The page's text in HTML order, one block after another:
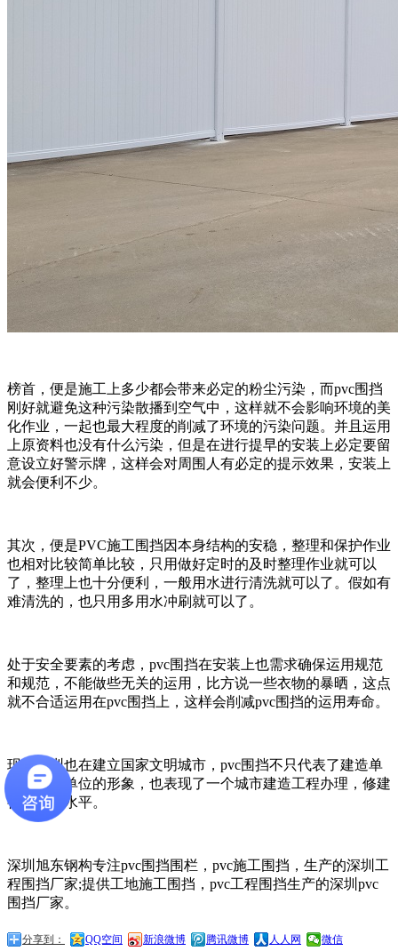
榜首，便是施工上多少都会带来必定的粉尘污染，而pvc围挡
刚好就避免这种污染散播到空气中，这样就不会影响环境的美
化作业，一起也最大程度的削减了环境的污染问题。并且运用
上原资料也没有什么污染，但是在进行提早的安装上必定要留
意设立好警示牌，这样会对周围人有必定的提示效果，安装上
就会便利不少。
其次，便是PVC施工围挡因本身结构的安稳，整理和保护作业
也相对比较简单比较，只用做好定时的及时整理作业就可以
了，整理上也十分便利，一般用水进行清洗就可以了。假如有
难清洗的，也只用多用水冲刷就可以了。
处于安全要素的考虑，pvc围挡在安装上也需求确保运用规范
和规范，不能做些无关的运用，比方说一些衣物的暴晒，这点
就不合适运用在pvc围挡上，这样会削减pvc围挡的运用寿命。
现在深圳也在建立国家文明城市，pvc围挡不只代表了建造单
位，施工单位的形象，也表现了一个城市建造工程办理，修建
行业发展水平。
深圳旭东钢构专注pvc围挡围栏，pvc施工围挡，生产的深圳工
程围挡厂家;提供工地施工围挡，pvc工程围挡生产的深圳pvc
围挡厂家。
分享到： QQ空间 新浪微博 腾讯微博 人人网 微信